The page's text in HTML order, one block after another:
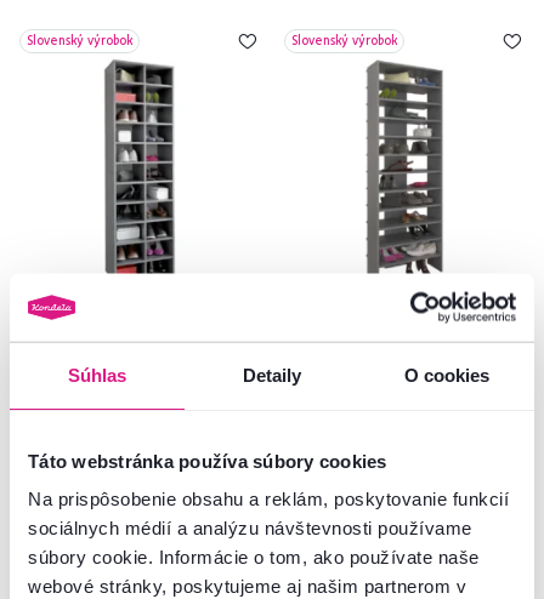
Súhlas Detaily O cookies
Táto webstránka používa súbory cookies
Na prispôsobenie obsahu a reklám, poskytovanie funkcií
sociálnych médií a analýzu návštevnosti používame
súbory cookie. Informácie o tom, ako používate naše
webové stránky, poskytujeme aj našim partnerom v
Slovenský výrobok
4,8 1
4 Farba - detailná
Slovenský výrobok
4 Farba - detailná